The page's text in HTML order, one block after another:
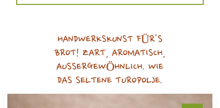
HANDWERKSKUNST FÜR'S
BROT! ZART, AROMATISCH,
AUSSERGEWÖHNLICH. WIE
DAS SELTENE TUROPOLJE.